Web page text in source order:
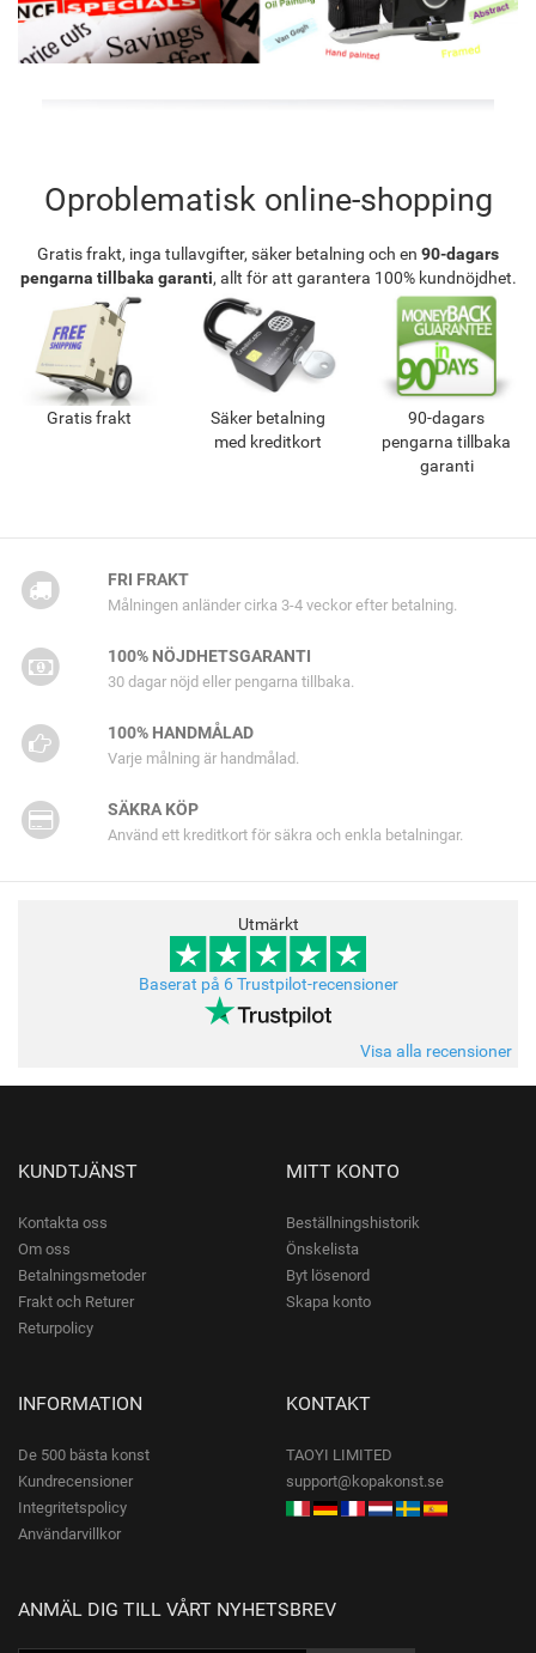
Oproblematisk online-shopping
Gratis frakt, inga tullavgifter, säker betalning och en 90-dagars
pengarna tillbaka garanti, allt för att garantera 100% kundnöjdhet.
Gratis frakt
Säker betalning
med kreditkort
90-dagars
pengarna tillbaka
garanti
FRI FRAKT
Målningen anländer cirka 3-4 veckor efter betalning.
100% NÖJDHETSGARANTI
30 dagar nöjd eller pengarna tillbaka.
100% HANDMÅLAD
Varje målning är handmålad.
SÄKRA KÖP
Använd ett kreditkort för säkra och enkla betalningar.
Utmärkt
Baserat på 6 Trustpilot-recensioner
Visa alla recensioner
KUNDTJÄNST
Kontakta oss
Om oss
Betalningsmetoder
Frakt och Returer
Returpolicy
MITT KONTO
Beställningshistorik
Önskelista
Byt lösenord
Skapa konto
INFORMATION
De 500 bästa konst
Kundrecensioner
Integritetspolicy
Användarvillkor
KONTAKT
TAOYI LIMITED
support@kopakonst.se
ANMÄL DIG TILL VÅRT NYHETSBREV